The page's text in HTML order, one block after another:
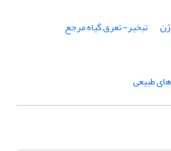
تبخیر- تعرق گیاه مرجع
طبیعی